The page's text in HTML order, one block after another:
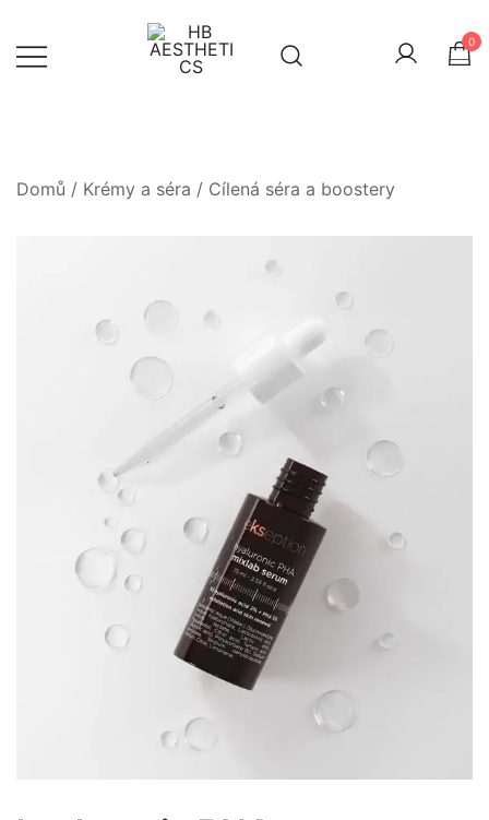
content
0
Domů / Krémy a séra / Cílená séra a boostery